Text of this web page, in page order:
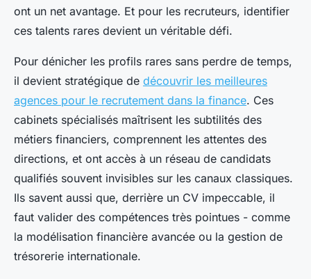
ont un net avantage. Et pour les recruteurs, identifier
ces talents rares devient un véritable défi.
Pour dénicher les profils rares sans perdre de temps,
il devient stratégique de découvrir les meilleures
agences pour le recrutement dans la finance. Ces
cabinets spécialisés maîtrisent les subtilités des
métiers financiers, comprennent les attentes des
directions, et ont accès à un réseau de candidats
qualifiés souvent invisibles sur les canaux classiques.
Ils savent aussi que, derrière un CV impeccable, il
faut valider des compétences très pointues - comme
la modélisation financière avancée ou la gestion de
trésorerie internationale.